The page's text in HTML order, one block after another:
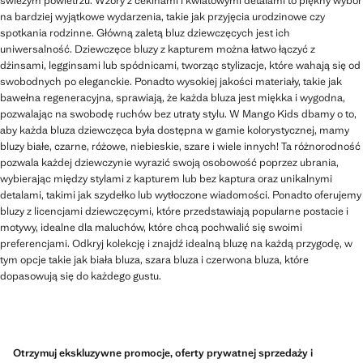
na bardziej wyjątkowe wydarzenia, takie jak przyjęcia urodzinowe czy
spotkania rodzinne. Główną zaletą bluz dziewczęcych jest ich
uniwersalność. Dziewczęce bluzy z kapturem można łatwo łączyć z
dżinsami, legginsami lub spódnicami, tworząc stylizacje, które wahają się od
swobodnych po eleganckie. Ponadto wysokiej jakości materiały, takie jak
bawełna regeneracyjna, sprawiają, że każda bluza jest miękka i wygodna,
pozwalając na swobodę ruchów bez utraty stylu. W Mango Kids dbamy o to,
aby każda bluza dziewczęca była dostępna w gamie kolorystycznej, mamy
bluzy białe, czarne, różowe, niebieskie, szare i wiele innych! Ta różnorodność
pozwala każdej dziewczynie wyrazić swoją osobowość poprzez ubrania,
wybierając między stylami z kapturem lub bez kaptura oraz unikalnymi
detalami, takimi jak szydełko lub wytłoczone wiadomości. Ponadto oferujemy
bluzy z licencjami dziewczęcymi, które przedstawiają popularne postacie i
motywy, idealne dla maluchów, które chcą pochwalić się swoimi
preferencjami. Odkryj kolekcję i znajdź idealną bluzę na każdą przygodę, w
tym opcje takie jak biała bluza, szara bluza i czerwona bluza, które
dopasowują się do każdego gustu.
Otrzymuj ekskluzywne promocje, oferty prywatnej sprzedaży i